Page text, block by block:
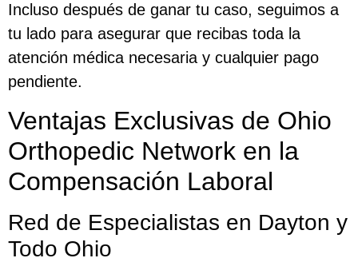
Incluso después de ganar tu caso, seguimos a
tu lado para asegurar que recibas toda la
atención médica necesaria y cualquier pago
pendiente.
Ventajas Exclusivas de Ohio
Orthopedic Network en la
Compensación Laboral
Red de Especialistas en Dayton y
Todo Ohio